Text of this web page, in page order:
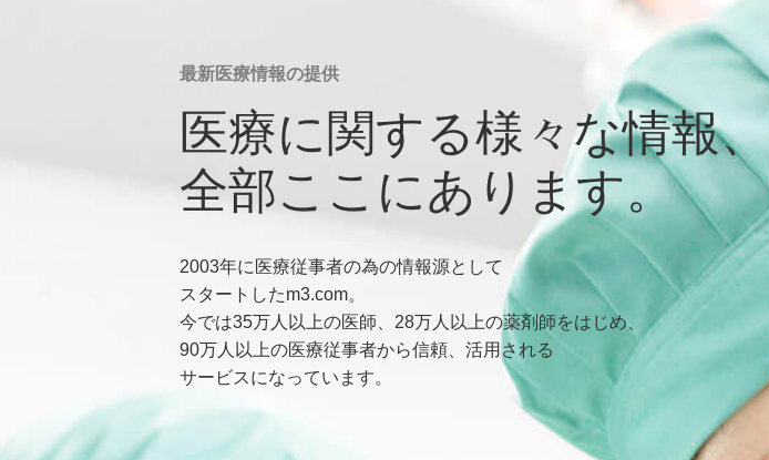
最新医療情報の提供
医療に関する様々な情報、
全部ここにあります。
2003年に医療従事者の為の情報源として
スタートしたm3.com。
今では35万人以上の医師、28万人以上の薬剤師をはじめ、
90万人以上の医療従事者から信頼、活用される
サービスになっています。